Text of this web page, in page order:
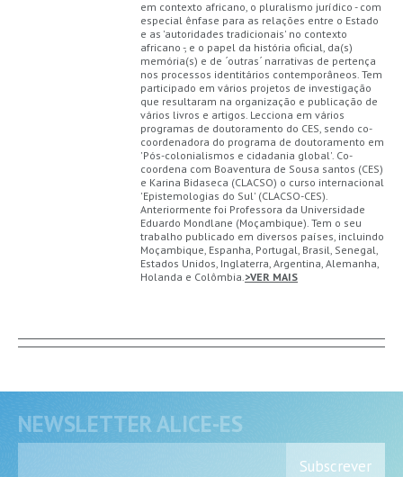
em contexto africano, o pluralismo jurídico - com
especial ênfase para as relações entre o Estado
e as 'autoridades tradicionais' no contexto
africano -, e o papel da história oficial, da(s)
memória(s) e de ´outras´ narrativas de pertença
nos processos identitários contemporâneos. Tem
participado em vários projetos de investigação
que resultaram na organização e publicação de
vários livros e artigos. Lecciona em vários
programas de doutoramento do CES, sendo co-
coordenadora do programa de doutoramento em
'Pós-colonialismos e cidadania global'. Co-
coordena com Boaventura de Sousa santos (CES)
e Karina Bidaseca (CLACSO) o curso internacional
'Epistemologias do Sul' (CLACSO-CES).
Anteriormente foi Professora da Universidade
Eduardo Mondlane (Moçambique). Tem o seu
trabalho publicado em diversos países, incluindo
Moçambique, Espanha, Portugal, Brasil, Senegal,
Estados Unidos, Inglaterra, Argentina, Alemanha,
Holanda e Colômbia.>VER MAIS
NEWSLETTER ALICE-ES
Subscrever